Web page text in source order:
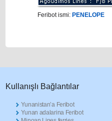
Feribot ismi: PENELOPE
Κullanışlı Βağlantılar
Yunanistan’a Feribot
Yunan adalarina Feribot